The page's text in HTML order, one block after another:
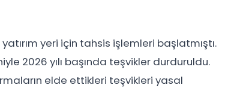
yeri için tahsis işlemleri başlatmıştı.
2026 yılı başında teşvikler durduruldu.
elde ettikleri teşvikleri yasal